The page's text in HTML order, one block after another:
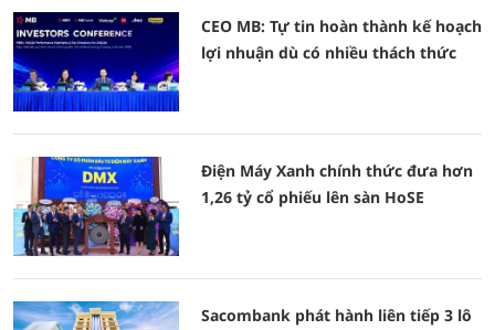
CEO MB: Tự tin hoàn thành kế hoạch
lợi nhuận dù có nhiều thách thức
Điện Máy Xanh chính thức đưa hơn
1,26 tỷ cổ phiếu lên sàn HoSE
Sacombank phát hành liên tiếp 3 lô